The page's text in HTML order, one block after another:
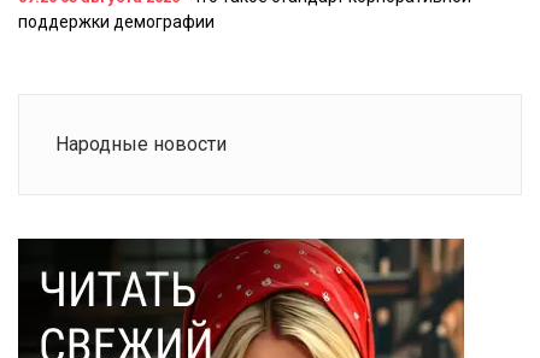
поддержки демографии
Народные новости